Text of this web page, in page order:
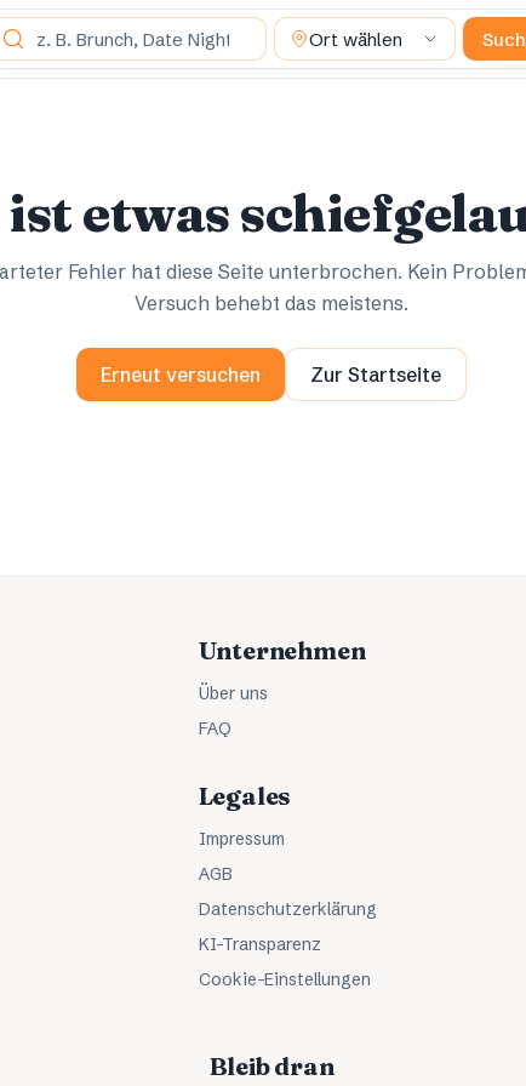
suchst du? Ort wählen
ist etwas
Fehler hat diese Seite unterbrochen. Kein
Versuch behebt das meistens.
Erneut versuchen Zur Startseite
Unternehmen
Über uns
FAQ
Legales
Impressum
AGB
Datenschutzerklärung
KI-Transparenz
Cookie-Einstellungen
Bleib dran